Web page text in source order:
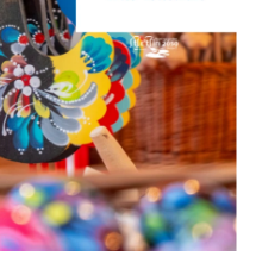
18
Zamknij